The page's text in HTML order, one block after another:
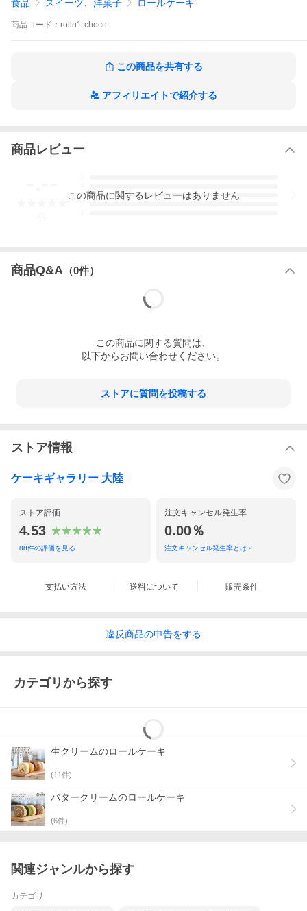
卵(国産)、砂糖、小麦粉、生クリーム、チョコレート、米粉 (一
部に卵、小麦粉、乳成分含む)
保存方法
栄養成分
■保存料など一切使用しておりません。到着後、お早目にお召し
味」が少し違う場合がございます。
■食品のため、お客様の都合での返品は承っておりません。
株式会社 大陸 青山工場
スイーツ スィーツ スウィーツ お花見 ひな祭り 端午の節句 こど
の日 ホワイトデー 誕生日ケーキ 入学祝い 入園祝い 卒業祝
い 記念日 イベント お誕生日 記念日 成人式 還暦 メモリアル パ
ーティー 長寿祝い 古希 喜寿 傘寿 米寿 卒寿 白寿 紀寿 百寿
食品 スイーツ、洋菓子 ロールケーキ
商品 コード： rolln1-choco
この商品を共有する
アフィリエイトで紹介する
商品レビュー
3
この商品に関するレビューはありません
商品Q&A （0件）
この商品に関する質問は、
以下からお問い合わせください。
ストアに質問を投稿する
ストア情報
ケーキギャラリー 大陸
ストア評価
4.53
88件の評価を見る
注文キャンセル発生率
0.00％
注文キャンセル発生率とは？
支払い方法 送料について 販売条件
違反商品の申告をする
カテゴリから探す
生クリームのロールケーキ
(11件)
バタークリームのロールケーキ
(6件)
関連ジャンルから探す
カテゴリ